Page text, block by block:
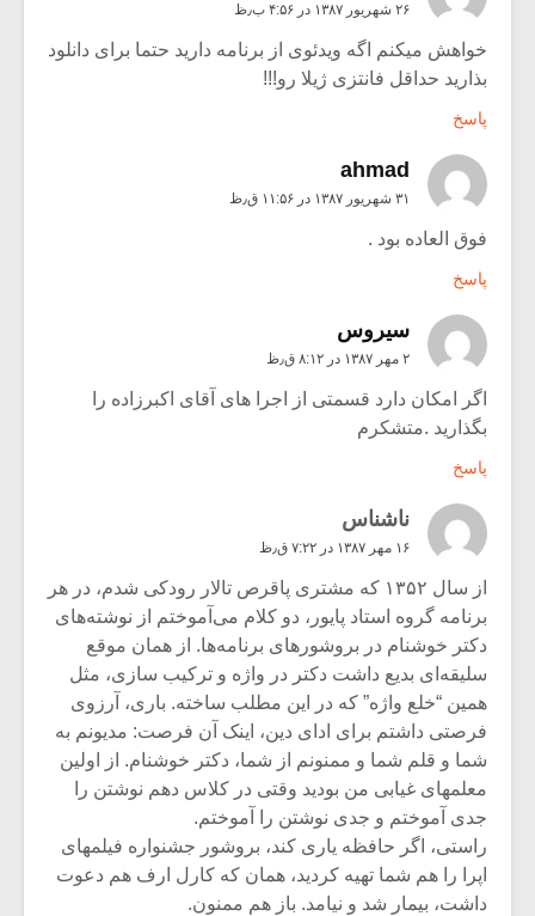
۲۶ شهریور ۱۳۸۷ در ۴:۵۶ ب٫ظ
خواهش میکنم اگه ویدئوی از برنامه دارید حتما برای دانلود
بذارید حداقل فانتزی ژیلا رو!!!
پاسخ
ahmad
۳۱ شهریور ۱۳۸۷ در ۱۱:۵۶ ق٫ظ
فوق العاده بود .
پاسخ
سیروس
۲ مهر ۱۳۸۷ در ۸:۱۲ ق٫ظ
اگر امکان دارد قسمتی از اجرا های آقای اکبرزاده را
بگذارید .متشکرم
پاسخ
ناشناس
۱۶ مهر ۱۳۸۷ در ۷:۲۲ ق٫ظ
از سال ۱۳۵۲ که مشتری پاقرص تالار رودکی شدم، در هر
برنامه گروه استاد پایور، دو کلام می‌آموختم از نوشته‌های
دکتر خوشنام در بروشورهای برنامه‌ها. از همان موقع
سلیقه‌ای بدیع داشت دکتر در واژه و ترکیب سازی، مثل
همین “خلع واژه” که در این مطلب ساخته. باری، آرزوی
فرصتی داشتم برای ادای دین، اینک آن فرصت: مدیونم به
شما و قلم شما و ممنونم از شما، دکتر خوشنام. از اولین
معلمهای غیابی من بودید وقتی در کلاس دهم نوشتن را
جدی آموختم و جدی نوشتن را آموختم.
راستی، اگر حافظه یاری کند، بروشور جشنواره فیلمهای
اپرا را هم شما تهیه کردید، همان که کارل ارف هم دعوت
داشت، بیمار شد و نیامد. باز هم ممنون.